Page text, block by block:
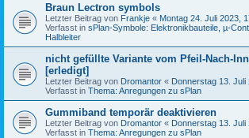
Braun Lectron symbols
Letzter Beitrag von Frankje « Montag 24. Juli 2023,
Verfasst in sPlan-Symbole: Elektronikbauteile, µ-
Halbleiter
nicht gefüllte Variante vom Pfeil-Nach-
[erledigt]
Letzter Beitrag von Dromantor « Donnerstag 13. Juli
Verfasst in Thema: Anregungen zu sPlan
Gummiband temporär deaktivieren
Letzter Beitrag von Dromantor « Donnerstag 13. Juli
Verfasst in Thema: Anregungen zu sPlan